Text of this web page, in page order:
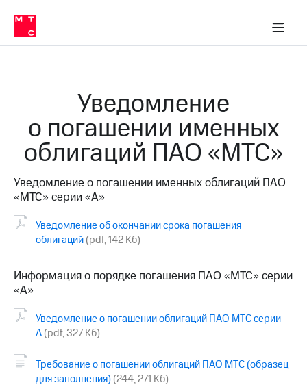
Медиа-центр
и акционерам
Устойчивое развитие
Комплаенс и деловая этика
компании
Карьера
в МТС
История
компании
региона
информация
Медиа-центр
МТС
о технологиях
Достижения
в МТС
Пресс-
релизы
МТС
Уведомление
о погашении именных
облигаций ПАО «МТС»
Уведомление о погашении именных облигаций ПАО
«МТС» серии «А»
Уведомление об окончании срока погашения
облигаций(pdf, 142 Кб)
Информация о порядке погашения ПАО «МТС» серии
«А»
Уведомление о погашении облигаций ПАО МТС серии
А(pdf, 327 Кб)
Требование о погашении облигаций ПАО МТС (образец
для заполнения)(244, 271 Кб)